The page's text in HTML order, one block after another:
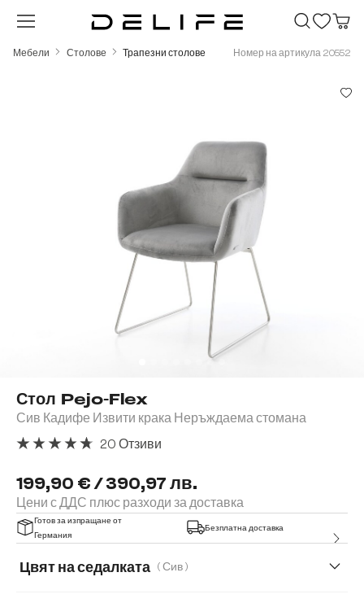
Преминете към основното съдържание
Мебели Столове Трапезни столове Номер на артикула 20552
Стол Pejo-Flex
Сив Кадифе Извити крака Неръждаема стомана
199,90 € / 390,97 лв.
Цени с ДДС плюс разходи за доставка
20 Отзиви
Готов за изпращане от
Германия
Безплатна доставка
Цвят на седалката ( Сив )